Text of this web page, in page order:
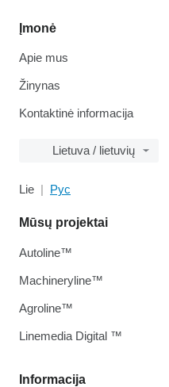
Įmonė
Apie mus
Žinynas
Kontaktinė informacija
Lietuva / lietuvių
Lie Рус
Informacija
Mūsų projektai
Autoline™
Machineryline™
Agroline™
Linemedia Digital ™